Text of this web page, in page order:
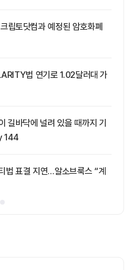
립토닷컴과 예정된 암호화폐
법 연기로 1.02달러대 가
길바닥에 널려 있을 때까지 기
144
법 표결 지연…알소브룩스 “계